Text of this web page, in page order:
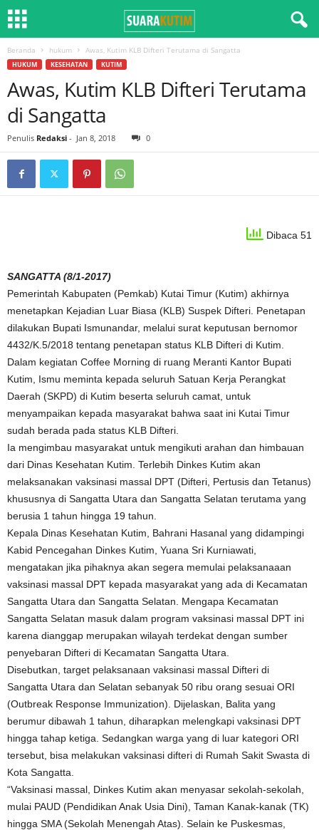
Beranda hukum Awas, Kutim KLB Difteri Terutama di Sangatta
HUKUM KESEHATAN KUTIM
Awas, Kutim KLB Difteri Terutama
di Sangatta
Penulis Redaksi - Jan 8, 2018 0
Dibaca 51
SANGATTA (8/1-2017)
Pemerintah Kabupaten (Pemkab) Kutai Timur (Kutim) akhirnya
menetapkan Kejadian Luar Biasa (KLB) Suspek Difteri. Penetapan
dilakukan Bupati Ismunandar, melalui surat keputusan bernomor
4432/K.5/2018 tentang penetapan status KLB Difteri di Kutim.
Dalam kegiatan Coffee Morning di ruang Meranti Kantor Bupati
Kutim, Ismu meminta kepada seluruh Satuan Kerja Perangkat
Daerah (SKPD) di Kutim beserta seluruh camat, untuk
menyampaikan kepada masyarakat bahwa saat ini Kutai Timur
sudah berada pada status KLB Difteri.
Ia mengimbau masyarakat untuk mengikuti arahan dan himbauan
dari Dinas Kesehatan Kutim. Terlebih Dinkes Kutim akan
melaksanakan vaksinasi massal DPT (Difteri, Pertusis dan Tetanus)
khususnya di Sangatta Utara dan Sangatta Selatan terutama yang
berusia 1 tahun hingga 19 tahun.
Kepala Dinas Kesehatan Kutim, Bahrani Hasanal yang didampingi
Kabid Pencegahan Dinkes Kutim, Yuana Sri Kurniawati,
mengatakan jika pihaknya akan segera memulai pelaksanaaan
vaksinasi massal DPT kepada masyarakat yang ada di Kecamatan
Sangatta Utara dan Sangatta Selatan. Mengapa Kecamatan
Sangatta Selatan masuk dalam program vaksinasi massal DPT ini
karena dianggap merupakan wilayah terdekat dengan sumber
penyebaran Difteri di Kecamatan Sangatta Utara.
Disebutkan, target pelaksanaan vaksinasi massal Difteri di
Sangatta Utara dan Selatan sebanyak 50 ribu orang sesuai ORI
(Outbreak Response Immunization). Dijelaskan, Balita yang
berumur dibawah 1 tahun, diharapkan melengkapi vaksinasi DPT
hingga tahap ketiga. Sedangkan warga yang di luar kategori ORI
tersebut, bisa melakukan vaksinasi difteri di Rumah Sakit Swasta di
Kota Sangatta.
“Vaksinasi massal, Dinkes Kutim akan menyasar sekolah-sekolah,
mulai PAUD (Pendidikan Anak Usia Dini), Taman Kanak-kanak (TK)
hingga SMA (Sekolah Menengah Atas). Selain ke Puskesmas,